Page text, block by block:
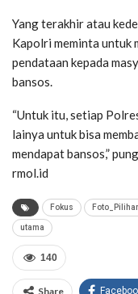
Yang terakhir atau
Kapolri meminta untuk
pendataan kepada
bansos.
“Untuk itu, setiap
lainya untuk bisa
mendapat bansos,”
rmol.id
Fokus
utama
140
Share